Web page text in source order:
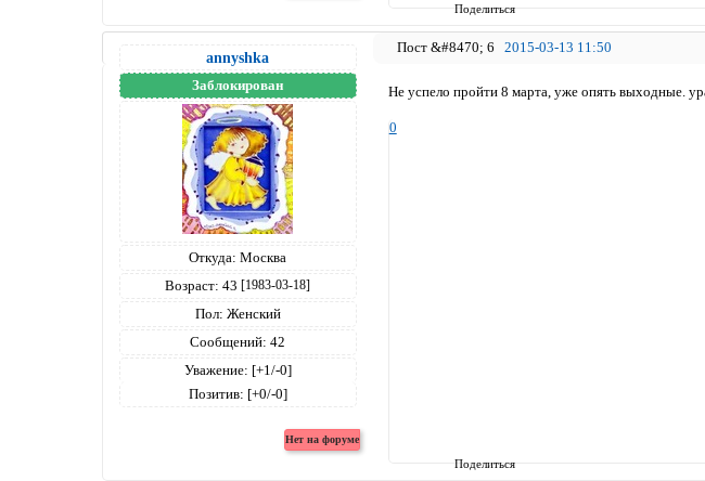
Поделиться
Поделиться
6 2015-03-13 11:50
annyshka
Заблокирован
Откуда: Москва
Возраст: 43 [1983-03-18]
Пол: Женский
Сообщений: 42
Уважение: [+1/-0]
Позитив: [+0/-0]
Не успело пройти 8 марта, уже опять выходные.
0